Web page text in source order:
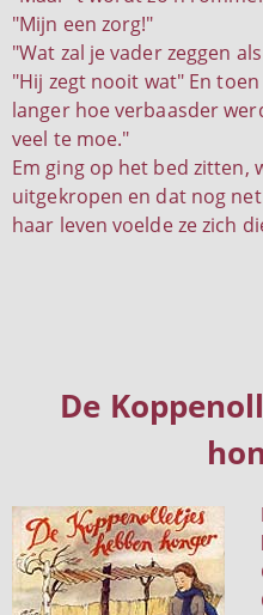
"Mijn een zorg!"
"Wat zal je vader zeggen
"Hij zegt nooit wat" En
langer hoe verbaasder
veel te moe."
Em ging op het bed zitten,
uitgekropen en dat nog
haar leven voelde ze zich
De